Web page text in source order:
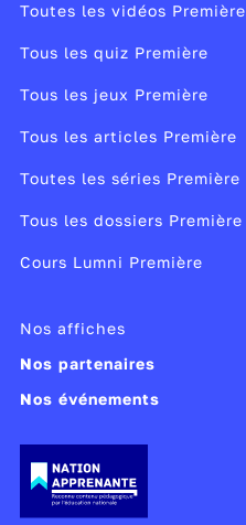
Toutes les vidéos Première
Tous les quiz Première
Tous les jeux Première
Tous les articles Première
Toutes les séries Première
Tous les dossiers Première
Cours Lumni Première
Nos affiches
Nos partenaires
Nos événements